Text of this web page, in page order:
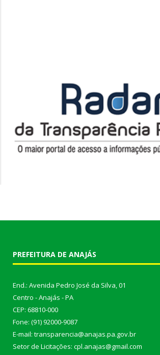
PREFEITURA DE ANAJÁS
End.: Avenida Pedro José da Silva, 01
Centro - Anajás - PA
CEP: 68810-000
Fone: (91) 92000-9087
E-mail: transparencia@anajas.pa.gov.br
Setor de Licitações: cpl.anajas@gmail.com